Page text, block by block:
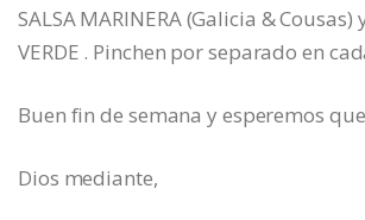
SALSA MARINERA (Galicia & Cousas)
VERDE . Pinchen por separado en
Buen fin de semana y esperemos
Dios mediante,